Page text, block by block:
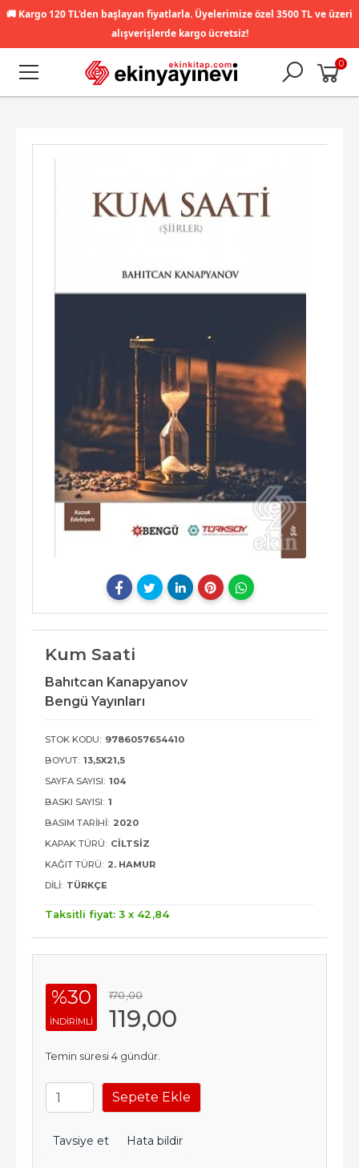
🚚 Kargo 120 TL'den başlayan fiyatlarla. Üyelerimize özel 3500 TL ve üzeri
alışverişlerde kargo ücretsiz!
0
Kum Saati
Bahıtcan Kanapyanov
Bengü Yayınları
STOK KODU: 9786057654410
BOYUT: 13,5X21,5
SAYFA SAYISI: 104
BASKI SAYISI: 1
BASIM TARIHI: 2020
KAPAK TÜRÜ: CILTSIZ
KAĞIT TÜRÜ: 2. HAMUR
DILI: TÜRKÇE
Taksitli fiyat: 3 x 42 ,84
%30
INDIRIMLI
170,00
119,00
Temin süresi 4 gündür.
Sepete Ekle
Tavsiye et Hata bildir